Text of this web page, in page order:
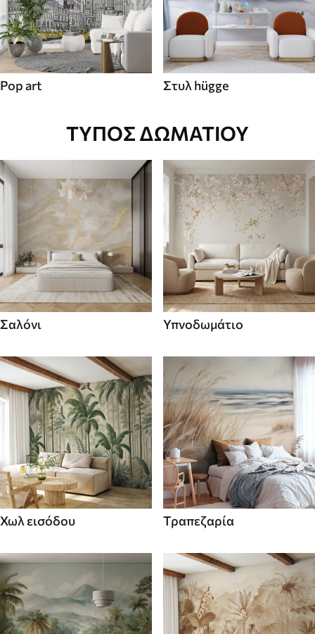
Pop art Στυλ hügge
ΤΎΠΟΣ ΔΩΜΑΤΊΟΥ
Σαλόνι Υπνοδωμάτιο
Χωλ εισόδου Τραπεζαρία